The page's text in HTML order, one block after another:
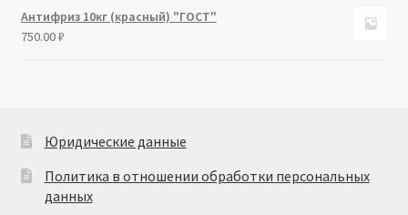
Антифриз 10кг (красный) "ГОСТ"
750.00₽
Юридические данные
Политика в отношении обработки персональных
данных